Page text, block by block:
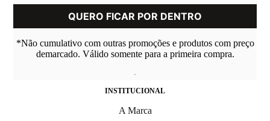
*Não cumulativo com outras promoções e produtos com preço
demarcado. Válido somente para a primeira compra.
INSTITUCIONAL
A Marca